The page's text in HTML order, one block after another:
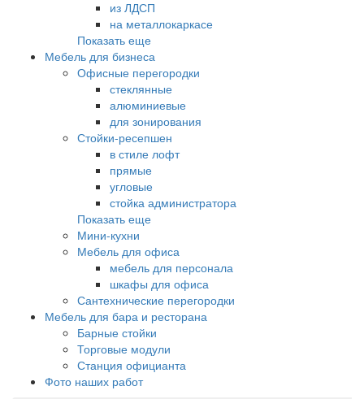
из ЛДСП
на металлокаркасе
Показать еще
Мебель для бизнеса
Офисные перегородки
стеклянные
алюминиевые
для зонирования
Стойки-ресепшен
в стиле лофт
прямые
угловые
стойка администратора
Показать еще
Мини-кухни
Мебель для офиса
мебель для персонала
шкафы для офиса
Сантехнические перегородки
Мебель для бара и ресторана
Барные стойки
Торговые модули
Станция официанта
Фото наших работ